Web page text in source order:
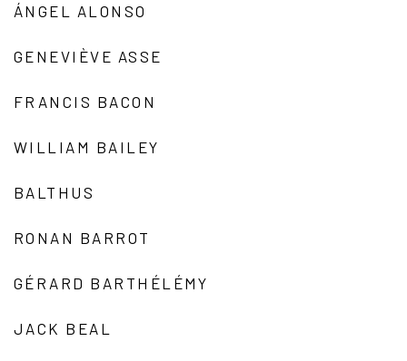
ÁNGEL ALONSO
GENEVIÈVE ASSE
FRANCIS BACON
WILLIAM BAILEY
BALTHUS
RONAN BARROT
GÉRARD BARTHÉLÉMY
JACK BEAL